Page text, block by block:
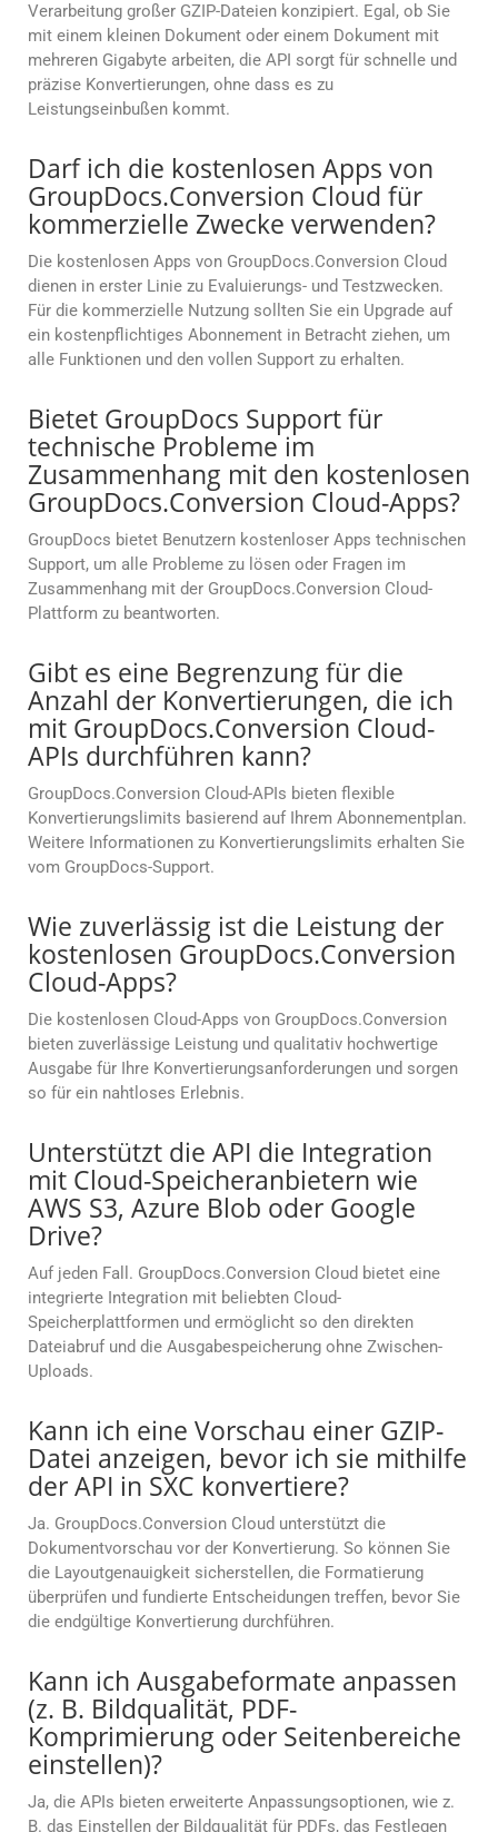
Verarbeitung großer GZIP-Dateien konzipiert. Egal, ob Sie
mit einem kleinen Dokument oder einem Dokument mit
mehreren Gigabyte arbeiten, die API sorgt für schnelle und
präzise Konvertierungen, ohne dass es zu
Leistungseinbußen kommt.
Darf ich die kostenlosen Apps von
GroupDocs.Conversion Cloud für
kommerzielle Zwecke verwenden?
Die kostenlosen Apps von GroupDocs.Conversion Cloud
dienen in erster Linie zu Evaluierungs- und Testzwecken.
Für die kommerzielle Nutzung sollten Sie ein Upgrade auf
ein kostenpflichtiges Abonnement in Betracht ziehen, um
alle Funktionen und den vollen Support zu erhalten.
Bietet GroupDocs Support für
technische Probleme im
Zusammenhang mit den kostenlosen
GroupDocs.Conversion Cloud-Apps?
GroupDocs bietet Benutzern kostenloser Apps technischen
Support, um alle Probleme zu lösen oder Fragen im
Zusammenhang mit der GroupDocs.Conversion Cloud-
Plattform zu beantworten.
Gibt es eine Begrenzung für die
Anzahl der Konvertierungen, die ich
mit GroupDocs.Conversion Cloud-
APIs durchführen kann?
GroupDocs.Conversion Cloud-APIs bieten flexible
Konvertierungslimits basierend auf Ihrem Abonnementplan.
Weitere Informationen zu Konvertierungslimits erhalten Sie
vom GroupDocs-Support.
Wie zuverlässig ist die Leistung der
kostenlosen GroupDocs.Conversion
Cloud-Apps?
Die kostenlosen Cloud-Apps von GroupDocs.Conversion
bieten zuverlässige Leistung und qualitativ hochwertige
Ausgabe für Ihre Konvertierungsanforderungen und sorgen
so für ein nahtloses Erlebnis.
Unterstützt die API die Integration
mit Cloud-Speicheranbietern wie
AWS S3, Azure Blob oder Google
Drive?
Auf jeden Fall. GroupDocs.Conversion Cloud bietet eine
integrierte Integration mit beliebten Cloud-
Speicherplattformen und ermöglicht so den direkten
Dateiabruf und die Ausgabespeicherung ohne Zwischen-
Uploads.
Kann ich eine Vorschau einer GZIP-
Datei anzeigen, bevor ich sie mithilfe
der API in SXC konvertiere?
Ja. GroupDocs.Conversion Cloud unterstützt die
Dokumentvorschau vor der Konvertierung. So können Sie
die Layoutgenauigkeit sicherstellen, die Formatierung
überprüfen und fundierte Entscheidungen treffen, bevor Sie
die endgültige Konvertierung durchführen.
Kann ich Ausgabeformate anpassen
(z. B. Bildqualität, PDF-
Komprimierung oder Seitenbereiche
einstellen)?
Ja, die APIs bieten erweiterte Anpassungsoptionen, wie z.
B. das Einstellen der Bildqualität für PDFs, das Festlegen